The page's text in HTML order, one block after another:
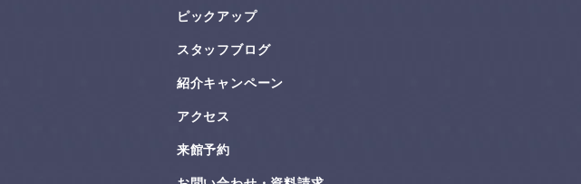
ピックアップ
スタッフブログ
紹介キャンペーン
アクセス
来館予約